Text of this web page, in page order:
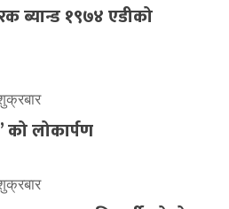
ब्यान्ड १९७४ एडीको
को लोकार्पण